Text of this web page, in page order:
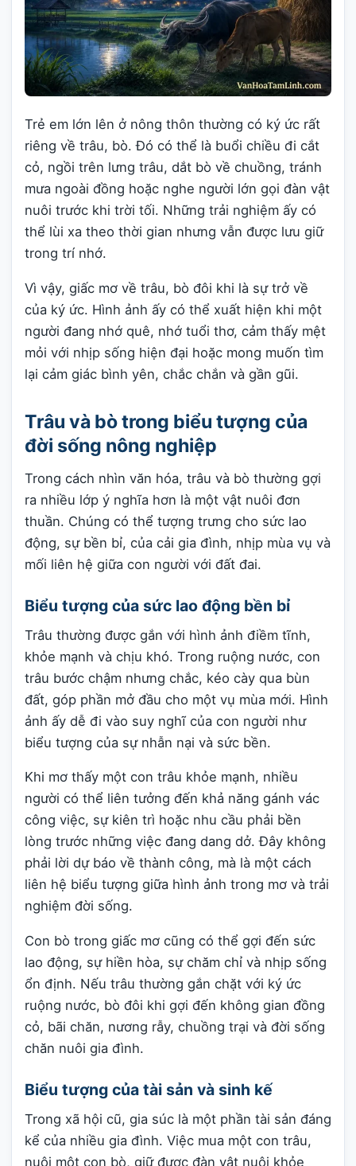
Trẻ em lớn lên ở nông thôn thường có ký ức rất
riêng về trâu, bò. Đó có thể là buổi chiều đi cắt
cỏ, ngồi trên lưng trâu, dắt bò về chuồng, tránh
mưa ngoài đồng hoặc nghe người lớn gọi đàn vật
nuôi trước khi trời tối. Những trải nghiệm ấy có
thể lùi xa theo thời gian nhưng vẫn được lưu giữ
trong trí nhớ.
Vì vậy, giấc mơ về trâu, bò đôi khi là sự trở về
của ký ức. Hình ảnh ấy có thể xuất hiện khi một
người đang nhớ quê, nhớ tuổi thơ, cảm thấy mệt
mỏi với nhịp sống hiện đại hoặc mong muốn tìm
lại cảm giác bình yên, chắc chắn và gần gũi.
Trâu và bò trong biểu tượng của
đời sống nông nghiệp
Trong cách nhìn văn hóa, trâu và bò thường gợi
ra nhiều lớp ý nghĩa hơn là một vật nuôi đơn
thuần. Chúng có thể tượng trưng cho sức lao
động, sự bền bỉ, của cải gia đình, nhịp mùa vụ và
mối liên hệ giữa con người với đất đai.
Biểu tượng của sức lao động bền bỉ
Trâu thường được gắn với hình ảnh điềm tĩnh,
khỏe mạnh và chịu khó. Trong ruộng nước, con
trâu bước chậm nhưng chắc, kéo cày qua bùn
đất, góp phần mở đầu cho một vụ mùa mới. Hình
ảnh ấy dễ đi vào suy nghĩ của con người như
biểu tượng của sự nhẫn nại và sức bền.
Khi mơ thấy một con trâu khỏe mạnh, nhiều
người có thể liên tưởng đến khả năng gánh vác
công việc, sự kiên trì hoặc nhu cầu phải bền
lòng trước những việc đang dang dở. Đây không
phải lời dự báo về thành công, mà là một cách
liên hệ biểu tượng giữa hình ảnh trong mơ và trải
nghiệm đời sống.
Con bò trong giấc mơ cũng có thể gợi đến sức
lao động, sự hiền hòa, sự chăm chỉ và nhịp sống
ổn định. Nếu trâu thường gắn chặt với ký ức
ruộng nước, bò đôi khi gợi đến không gian đồng
cỏ, bãi chăn, nương rẫy, chuồng trại và đời sống
chăn nuôi gia đình.
Biểu tượng của tài sản và sinh kế
Trong xã hội cũ, gia súc là một phần tài sản đáng
kể của nhiều gia đình. Việc mua một con trâu,
nuôi một con bò, giữ được đàn vật nuôi khỏe